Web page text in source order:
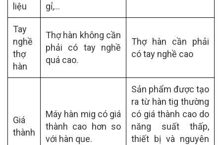
liệu
gỉ,…
Tay
nghề
thợ
hàn
Thợ hàn không cần
phải có tay nghề
quá cao.
Thợ hàn cần phải
có tay nghề cao
Giá
thành
Máy hàn mig có giá
thành cao hơn so
với hàn que.
Sản phẩm được tạo
ra từ hàn tig thường
có giá thành cao do
năng suất thấp,
thiết bị và nguyên